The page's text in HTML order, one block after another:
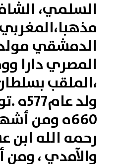
السلمي،
مذهبا،المغربي
الدمشقي
المصري دارا
،الملقب
ولد
660ه ومن
رحمه الله ابن
والآمدي ،